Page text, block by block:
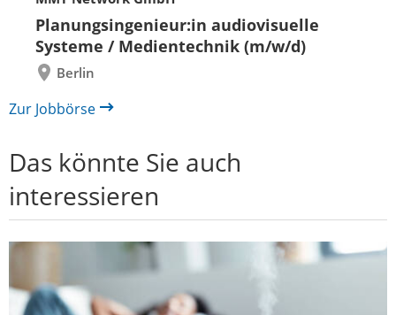
Planungsingenieur:in audiovisuelle
Systeme / Medientechnik (m/w/d)
Berlin
Folie
zurück
Zur Jobbörse
Das könnte Sie auch
interessieren